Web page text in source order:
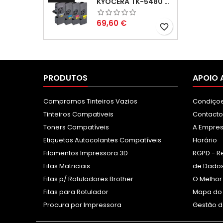
Preço
69,60 € favorite_border
PRODUTOS
Compramos Tinteiros Vazios
Tinteiros Compativeis
Toners Compatíveis
Etiquetas Autocolantes Compatíveis
Filamentos Impressora 3D
Fitas Matriciais
Fitas p/ Rotuladores Brother
Fitas para Rotulador
Procura por Impressora
APOIO
A
Horário
RGPD -
de
O
Mapa do
Gestão